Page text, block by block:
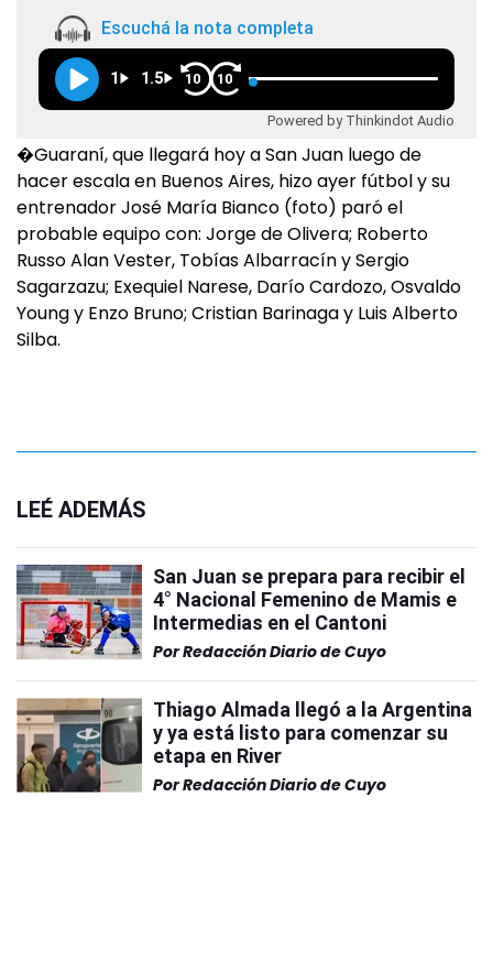
Escuchá la nota completa
1 1.5 10 10
Powered by Thinkindot Audio
�Guaraní, que llegará hoy a San Juan luego de
hacer escala en Buenos Aires, hizo ayer fútbol y su
entrenador José María Bianco (foto) paró el
probable equipo con: Jorge de Olivera; Roberto
Russo Alan Vester, Tobías Albarracín y Sergio
Sagarzazu; Exequiel Narese, Darío Cardozo, Osvaldo
Young y Enzo Bruno; Cristian Barinaga y Luis Alberto
Silba.
LEÉ ADEMÁS
San Juan se prepara para recibir el
4° Nacional Femenino de Mamis e
Intermedias en el Cantoni
PorRedacción Diario de Cuyo
Thiago Almada llegó a la Argentina
y ya está listo para comenzar su
etapa en River
PorRedacción Diario de Cuyo